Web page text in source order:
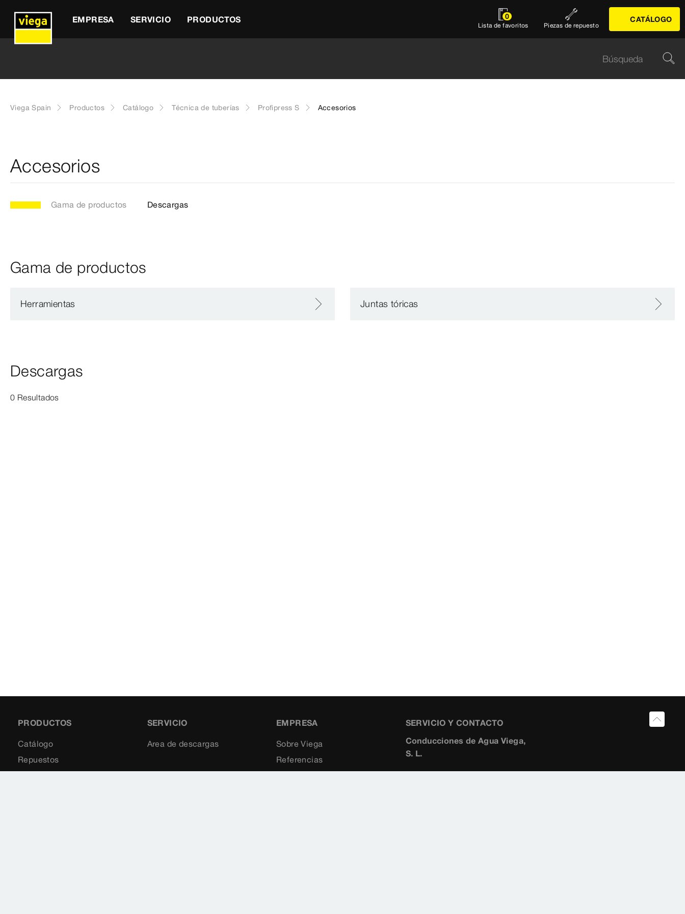
EMPRESA SERVICIO PRODUCTOS 0
Lista de favoritos Piezas de repuesto
CATÁLOGO
Viega Spain Productos Catálogo Técnica de tuberías Profipress S Accesorios
Accesorios
Gama de productos Descargas
Gama de productos
Herramientas Juntas tóricas
Descargas
0 Resultados
PRODUCTOS
Catálogo
Repuestos
SERVICIO
Area de descargas
EMPRESA
Sobre Viega
Referencias
SERVICIO Y CONTACTO
Conducciones de Agua Viega,
S. L.